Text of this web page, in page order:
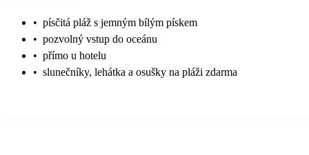
• písčitá pláž s jemným bílým pískem
• pozvolný vstup do oceánu
• přímo u hotelu
• slunečníky, lehátka a osušky na pláži zdarma